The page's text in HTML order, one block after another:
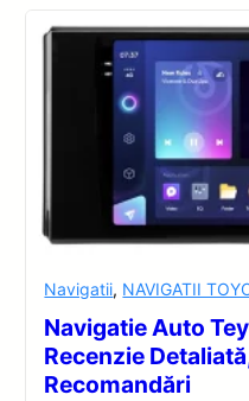
Navigatii, NAVIGATII
Navigatie Auto
Recenzie
Recomandări